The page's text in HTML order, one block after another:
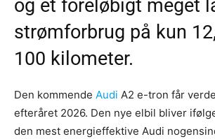
og et foreløbigt meget
strømforbrug på kun
100 kilometer.
Den kommende Audi A2 e-tron får
efteråret 2026. Den nye elbil bliver
den mest energieffektive Audi